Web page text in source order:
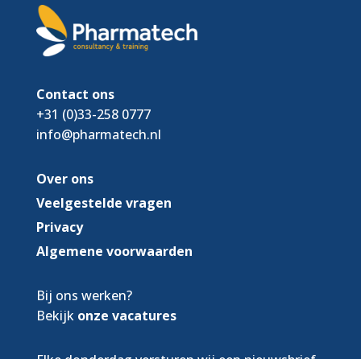
Contact ons
+31 (0)33-258 0777
info@pharmatech.nl
Over ons
Veelgestelde vragen
Privacy
Algemene voorwaarden
Bij ons werken?
Bekijk onze vacatures